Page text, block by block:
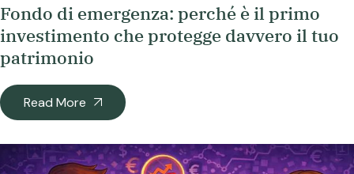
Fondo di emergenza: perché è il primo
investimento che protegge davvero il tuo
patrimonio
Read More